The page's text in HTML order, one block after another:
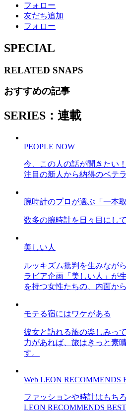
フォロー
友だち追加
フォロー
SPECIAL
RELATED SNAPS
おすすめの記事
SERIES：連載
PEOPLE NOW
今、この人の話が聞きたい
注目の新人から納得のベテ
腕時計のプロが選ぶ「一本
数多の腕時計を日々目にし
美しい人
ルッキズム批判を生みなが
ラビア企画「美しい人」が
を持つ女性たちの、内面か
モテる宿にはワケがある
彼女と訪れる旅の楽しみっ
力があれば、旅はきっと素
す。
Web LEON RECOMMENDS
ファッションや時計はもち
LEON RECOMMENDS